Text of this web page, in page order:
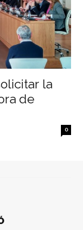
la
de
0